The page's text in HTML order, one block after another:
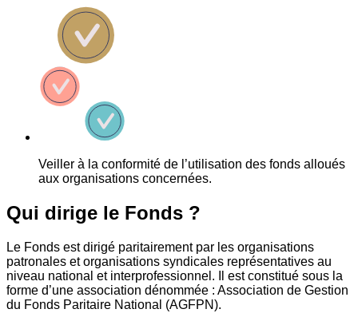
Veiller à la conformité de l’utilisation des fonds alloués
aux organisations concernées.
Qui dirige le Fonds ?
Le Fonds est dirigé paritairement par les organisations
patronales et organisations syndicales représentatives au
niveau national et interprofessionnel. Il est constitué sous la
forme d’une association dénommée : Association de Gestion
du Fonds Paritaire National (AGFPN).